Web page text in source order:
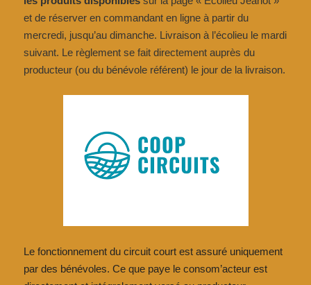
et de réserver en commandant en ligneà partir du
mercredi, jusqu’au dimanche. Livraison à l’écolieu le mardi
suivant. Le règlement se fait directement auprès du
producteur (ou du bénévole référent) le jour de la livraison.
Le fonctionnement du circuit court est assuré uniquement
par des bénévoles. Ce que paye le consom’acteur est